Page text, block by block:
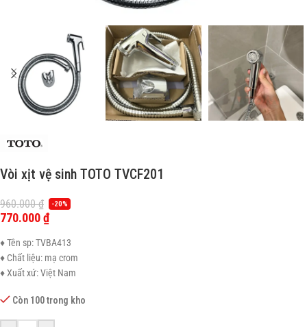
Vòi xịt vệ sinh TOTO TVCF201
960.000₫ -20%
770.000₫
♦ Tên sp: TVBA413
♦ Chất liệu: mạ crom
♦ Xuất xứ: Việt Nam
Còn 100 trong kho